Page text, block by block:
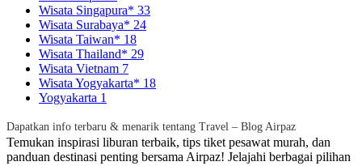
Wisata Singapura* 33
Wisata Surabaya* 24
Wisata Taiwan* 18
Wisata Thailand* 29
Wisata Vietnam 7
Wisata Yogyakarta* 18
Yogyakarta 1
Dapatkan info terbaru & menarik tentang Travel – Blog Airpaz
Temukan inspirasi liburan terbaik, tips tiket pesawat murah, dan
panduan destinasi penting bersama Airpaz! Jelajahi berbagai pilihan